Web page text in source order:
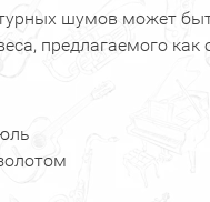
шумов может
предлагаемого как